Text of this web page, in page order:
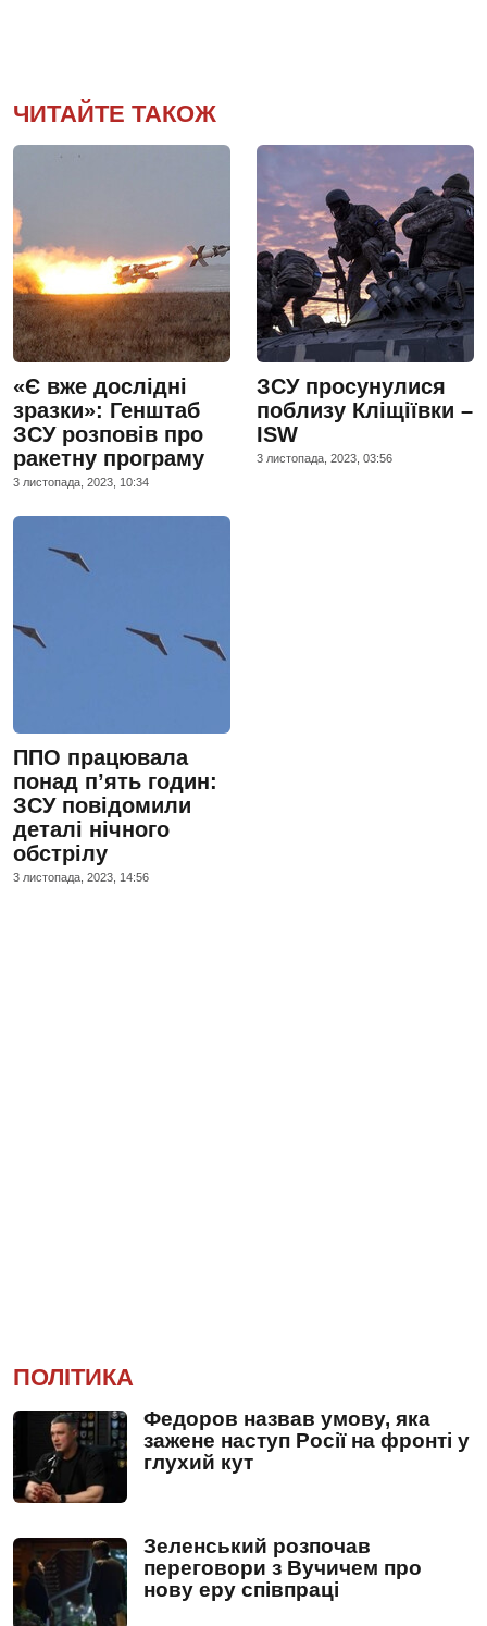
ЧИТАЙТЕ ТАКОЖ
«Є вже дослідні
зразки»: Генштаб
ЗСУ розповів про
ракетну програму
3 листопада, 2023, 10:34
ЗСУ просунулися
поблизу Кліщіївки –
ISW
3 листопада, 2023, 03:56
ППО працювала
понад п’ять годин:
ЗСУ повідомили
деталі нічного
обстрілу
3 листопада, 2023, 14:56
ПОЛІТИКА
Федоров назвав умову, яка
зажене наступ Росії на фронті у
глухий кут
Зеленський розпочав
переговори з Вучичем про
нову еру співпраці